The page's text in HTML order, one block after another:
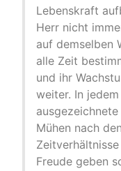
Lebenskraft
Herr nicht
auf demselben
alle Zeit
und ihr
weiter. In
Mühen nach
Freude geben